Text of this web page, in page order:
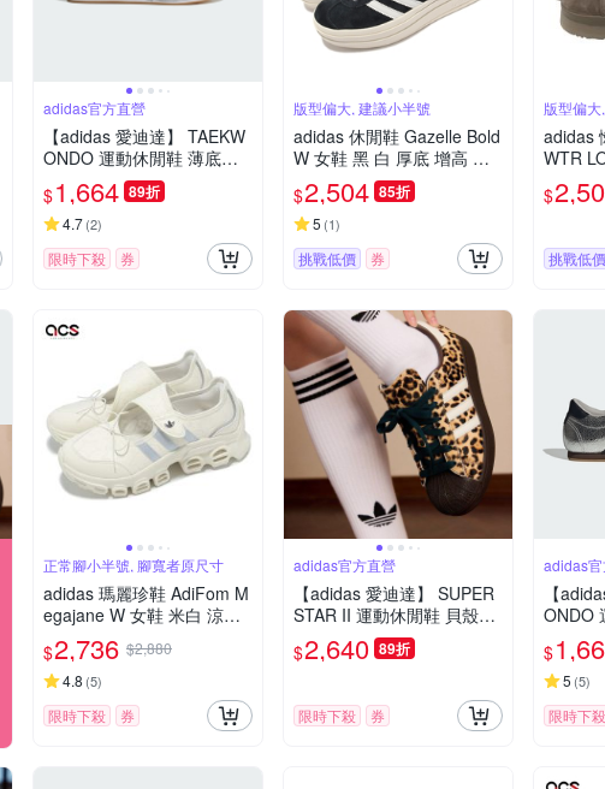
adidas官方直營
【adidas 愛迪達】 TAEKW
ONDO 運動休閒鞋 薄底鞋
男鞋/女鞋 - Originals JQ47
74
$1,664 89折
4.7(2)
限時下殺 券
版型偏大, 建議小半號
adidas 休閒鞋 Gazelle Bold
W 女鞋 黑 白 厚底 增高 拼
接 麂皮 三條線 三葉草 愛迪
達 HQ6912
$2,504 85折
5 (1)
挑戰低價 券
版型偏
adidas
WTR
麂皮
$
挑戰低價
正常腳小半號, 腳寬者原尺寸
adidas 瑪麗珍鞋 AdiFom M
egajane W 女鞋 米白 涼鞋
厚底 休閒鞋 愛迪達 JR4497
$2,736 $2,880
4.8 (5)
限時下殺 券
adidas官方直營
【adidas 愛迪達】 SUPER
STAR II 運動休閒鞋 貝殼鞋
女鞋 - Originals KI4203
$2,640 89折
限時下殺 券
adidas
【
ONDO
女鞋 -
$
5 (5)
限時下殺